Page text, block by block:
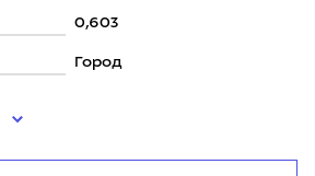
0,603
Город